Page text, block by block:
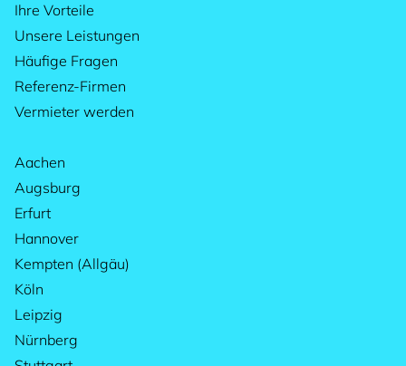
Ihre Vorteile
Unsere Leistungen
Häufige Fragen
Referenz-Firmen
Vermieter werden
Aachen
Augsburg
Erfurt
Hannover
Kempten (Allgäu)
Köln
Leipzig
Nürnberg